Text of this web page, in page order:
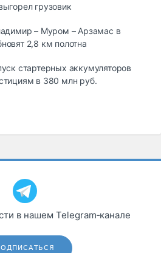
грузовик
– Муром – Арзамас в
2,8 км полотна
стартерных аккумуляторов
в 380 млн руб.
в нашем Telegram‑канале